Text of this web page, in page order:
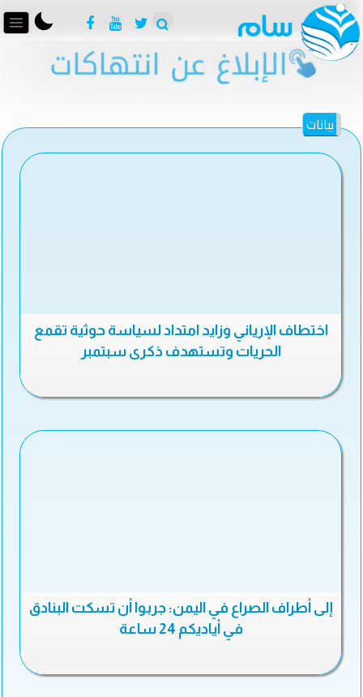
بيانات
اختطاف الإرياني وزايد امتداد لسياسة حوثية تقمع
الحريات وتستهدف ذكرى سبتمبر
إلى أطراف الصراع في اليمن: جربوا أن تسكت البنادق
في أياديكم 24 ساعة